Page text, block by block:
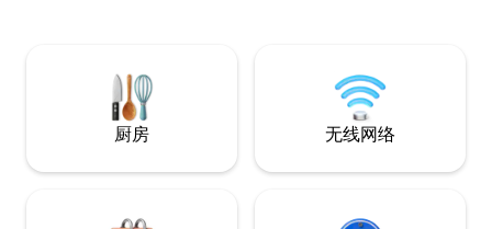
好时光。
厨房 无线网络